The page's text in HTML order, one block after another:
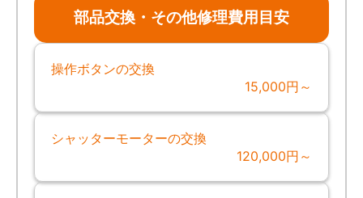
部品交換・その他修理費用目安
操作ボタンの交換
15,000円～
シャッターモーターの交換
120,000円～